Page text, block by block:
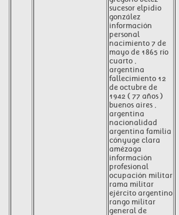
sucesor elpidio
gonzález
información
personal
nacimiento 7 de
mayo de 1865 río
cuarto ,
argentina
fallecimiento 12
de octubre de
1942 ( 77 años )
buenos aires ,
argentina
nacionalidad
argentina familia
cónyuge clara
amézaga
información
profesional
ocupación militar
rama militar
ejército argentino
rango militar
general de